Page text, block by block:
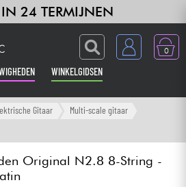
IN 24 TERMIJNEN
0
WINKELGIDSEN
Gitaar
Multi-scale gitaar
Original N2.8 8-String -